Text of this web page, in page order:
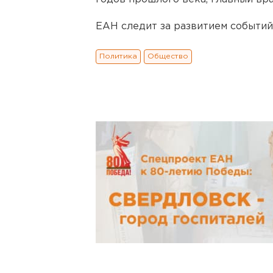
ЕАН следит за развитием
Политика Общество